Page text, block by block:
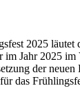
2025
im Jahr 2025
der
das